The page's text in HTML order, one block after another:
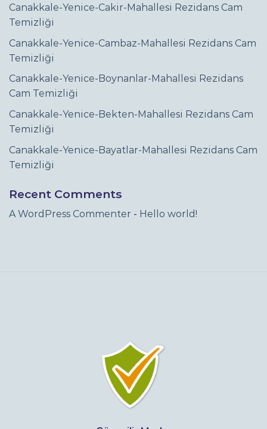
Canakkale-Yenice-Cakir-Mahallesi Rezidans Cam
Temizliği
Canakkale-Yenice-Cambaz-Mahallesi Rezidans Cam
Temizliği
Canakkale-Yenice-Boynanlar-Mahallesi Rezidans
Cam Temizliği
Canakkale-Yenice-Bekten-Mahallesi Rezidans Cam
Temizliği
Canakkale-Yenice-Bayatlar-Mahallesi Rezidans Cam
Temizliği
Recent Comments
A WordPress Commenter - Hello world!